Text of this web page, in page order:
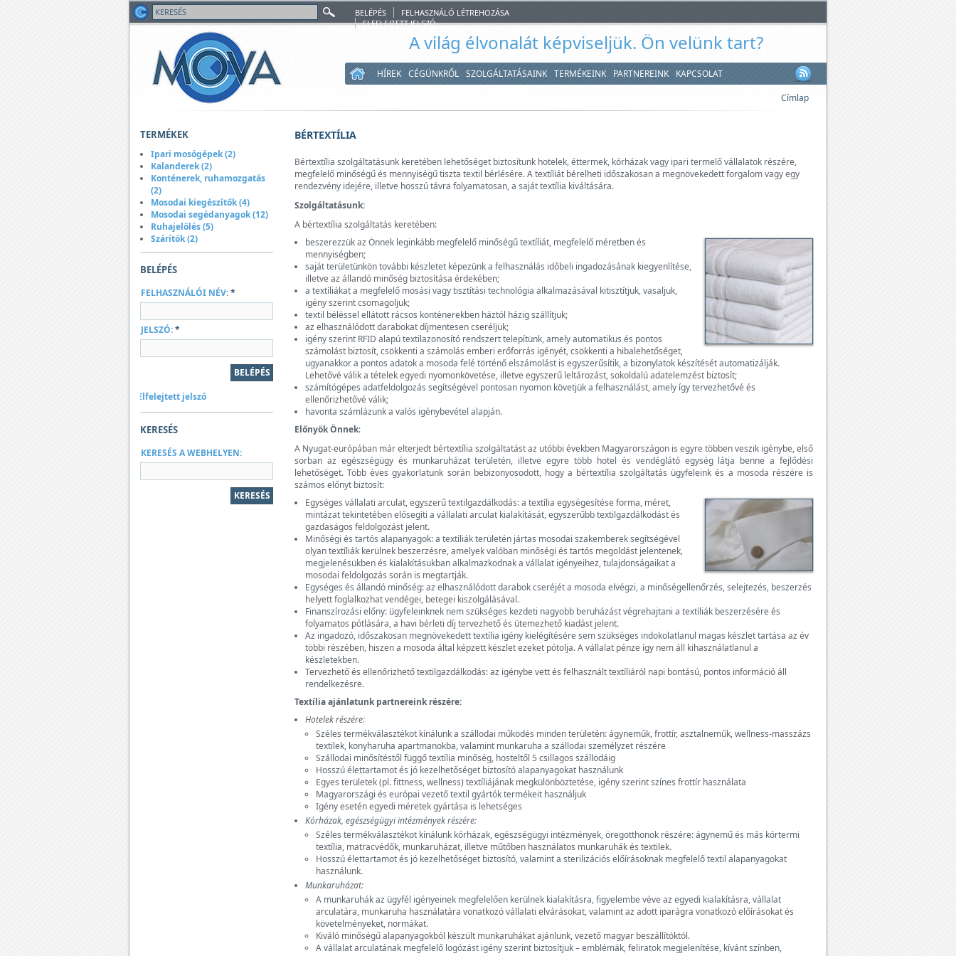
BELÉPÉS
FELHASZNÁLÓ LÉTREHOZÁSA
ELFELEJTETT JELSZÓ
A világ élvonalát képviseljük. Ön velünk tart?
HÍREK CÉGÜNKRŐL SZOLGÁLTATÁSAINK TERMÉKEINK PARTNEREINK
KAPCSOLAT
Címlap
TERMÉKEK
Ipari mosógépek (2)
Kalanderek (2)
Konténerek, ruhamozgatás
(2)
Mosodai kiegészítők (4)
Mosodai segédanyagok (12)
Ruhajelölés (5)
Szárítók (2)
BELÉPÉS
FELHASZNÁLÓI NÉV:*
JELSZÓ:*
Elfelejtett jelszó
KERESÉS
KERESÉS A WEBHELYEN:
BÉRTEXTÍLIA
Bértextília szolgáltatásunk keretében lehetőséget biztosítunk hotelek, éttermek, kórházak vagy ipari termelő vállalatok részére,
megfelelő minőségű és mennyiségű tiszta textil bérlésére. A textíliát bérelheti időszakosan a megnövekedett forgalom vagy egy
rendezvény idejére, illetve hosszú távra folyamatosan, a saját textília kiváltására.
Szolgáltatásunk:
A bértextília szolgáltatás keretében:
beszerezzük az Önnek leginkább megfelelő minőségű textíliát, megfelelő méretben és
mennyiségben;
saját területünkön további készletet képezünk a felhasználás időbeli ingadozásának kiegyenlítése,
illetve az állandó minőség biztosítása érdekében;
a textíliákat a megfelelő mosási vagy tisztítási technológia alkalmazásával kitisztítjuk, vasaljuk,
igény szerint csomagoljuk;
textil béléssel ellátott rácsos konténerekben háztól házig szállítjuk;
az elhasználódott darabokat díjmentesen cseréljük;
igény szerint RFID alapú textilazonosító rendszert telepítünk, amely automatikus és pontos
számolást biztosít, csökkenti a számolás emberi erőforrás igényét, csökkenti a hibalehetőséget,
ugyanakkor a pontos adatok a mosoda felé történő elszámolást is egyszerűsítik, a bizonylatok készítését automatizálják.
Lehetővé válik a tételek egyedi nyomonkövetése, illetve egyszerű leltározást, sokoldalú adatelemzést biztosít;
számítógépes adatfeldolgozás segítségével pontosan nyomon követjük a felhasználást, amely így tervezhetővé és
ellenőrizhetővé válik;
havonta számlázunk a valós igénybevétel alapján.
Előnyök Önnek:
A Nyugat-európában már elterjedt bértextília szolgáltatást az utóbbi években Magyarországon is egyre többen veszik igénybe, első
sorban az egészségügy és munkaruházat területén, illetve egyre több hotel és vendéglátó egység látja benne a fejlődési
lehetőséget. Több éves gyakorlatunk során bebizonyosodott, hogy a bértextília szolgáltatás ügyfeleink és a mosoda részére is
számos előnyt biztosít:
Egységes vállalati arculat, egyszerű textilgazdálkodás: a textília egységesítése forma, méret,
mintázat tekintetében elősegíti a vállalati arculat kialakítását, egyszerűbb textilgazdálkodást és
gazdaságos feldolgozást jelent.
Minőségi és tartós alapanyagok: a textíliák területén jártas mosodai szakemberek segítségével
olyan textíliák kerülnek beszerzésre, amelyek valóban minőségi és tartós megoldást jelentenek,
megjelenésükben és kialakításukban alkalmazkodnak a vállalat igényeihez, tulajdonságaikat a
mosodai feldolgozás során is megtartják.
Egységes és állandó minőség: az elhasználódott darabok cseréjét a mosoda elvégzi, a minőségellenőrzés, selejtezés, beszerzés
helyett foglalkozhat vendégei, betegei kiszolgálásával.
Finanszírozási előny: ügyfeleinknek nem szükséges kezdeti nagyobb beruházást végrehajtani a textíliák beszerzésére és
folyamatos pótlására, a havi bérleti díj tervezhető és ütemezhető kiadást jelent.
Az ingadozó, időszakosan megnövekedett textília igény kielégítésére sem szükséges indokolatlanul magas készlet tartása az év
többi részében, hiszen a mosoda által képzett készlet ezeket pótolja. A vállalat pénze így nem áll kihasználatlanul a
készletekben.
Tervezhető és ellenőrizhető textilgazdálkodás: az igénybe vett és felhasznált textíliáról napi bontású, pontos információ áll
rendelkezésre.
Textília ajánlatunk partnereink részére:
Hotelek részére:
Széles termékválasztékot kínálunk a szállodai működés minden területén: ágyneműk, frottír, asztalneműk, wellness-masszázs
textilek, konyharuha apartmanokba, valamint munkaruha a szállodai személyzet részére
Szállodai minősítéstől függő textília minőség, hosteltől 5 csillagos szállodáig
Hosszú élettartamot és jó kezelhetőséget biztosító alapanyagokat használunk
Egyes területek (pl. fittness, wellness) textíliájának megkülönböztetése, igény szerint színes frottír használata
Magyarországi és európai vezető textil gyártók termékeit használjuk
Igény esetén egyedi méretek gyártása is lehetséges
Kórházak, egészségügyi intézmények részére:
Széles termékválasztékot kínálunk kórházak, egészségügyi intézmények, öregotthonok részére: ágynemű és más kórtermi
textília, matracvédők, munkaruházat, illetve műtőben használatos munkaruhák és textilek.
Hosszú élettartamot és jó kezelhetőséget biztosító, valamint a sterilizációs előírásoknak megfelelő textil alapanyagokat
használunk.
Munkaruházat:
A munkaruhák az ügyfél igényeinek megfelelően kerülnek kialakításra, figyelembe véve az egyedi kialakításra, vállalat
arculatára, munkaruha használatára vonatkozó vállalati elvárásokat, valamint az adott iparágra vonatkozó előírásokat és
követelményeket, normákat.
Kiváló minőségű alapanyagokból készült munkaruhákat ajánlunk, vezető magyar beszállítóktól.
A vállalat arculatának megfelelő logózást igény szerint biztosítjuk – emblémák, feliratok megjelenítése, kívánt színben,